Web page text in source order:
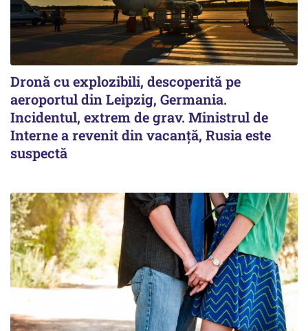
Dronă cu explozibili, descoperită pe
aeroportul din Leipzig, Germania.
Incidentul, extrem de grav. Ministrul de
Interne a revenit din vacanță, Rusia este
suspectă